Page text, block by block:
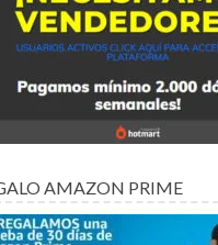
AMAZON PRIME